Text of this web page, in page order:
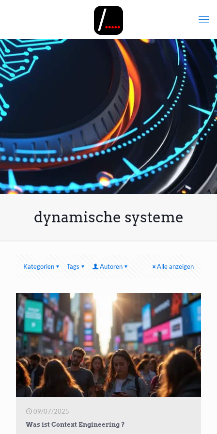
dynamische systeme
Kategorien Tags Autoren Alle anzeigen
09/07/2025
Was ist Context Engineering ?